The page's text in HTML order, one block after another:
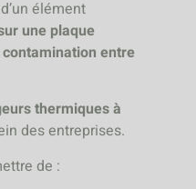
élément
une plaque
entre
thermiques à
des entreprises.
de :